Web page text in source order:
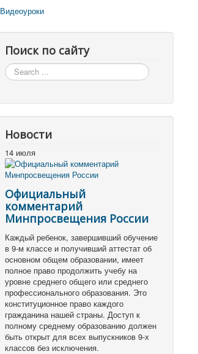
Видеоуроки
Поиск по сайту
Поиск
по
Новости
14 июля
Официальный
комментарий
Минпросвещения России
Каждый ребенок, завершивший обучение
в 9-м классе и получивший аттестат об
основном общем образовании, имеет
полное право продолжить учебу на
уровне среднего общего или среднего
профессионального образования. Это
конституционное право каждого
гражданина нашей страны. Доступ к
полному среднему образованию должен
быть открыт для всех выпускников 9-х
классов без исключения.